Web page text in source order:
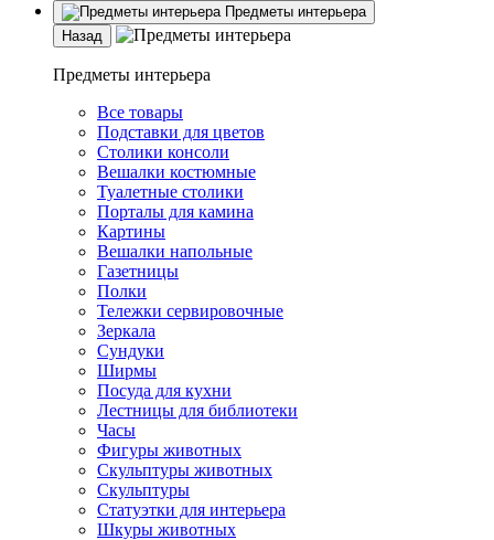
Предметы интерьера
Назад
Предметы интерьера
Все товары
Подставки для цветов
Столики консоли
Вешалки костюмные
Туалетные столики
Порталы для камина
Картины
Вешалки напольные
Газетницы
Полки
Тележки сервировочные
Зеркала
Сундуки
Ширмы
Посуда для кухни
Лестницы для библиотеки
Часы
Фигуры животных
Скульптуры животных
Скульптуры
Статуэтки для интерьера
Шкуры животных